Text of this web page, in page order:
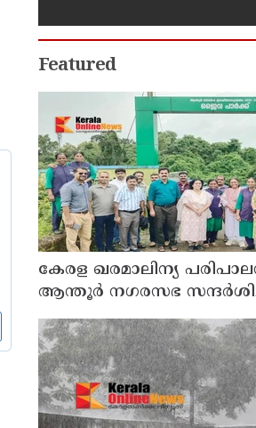
Featured
കേരള ഖരമാലിന്യ
ആന്തൂർ നഗരസഭ
പ്രതിനിധികൾ